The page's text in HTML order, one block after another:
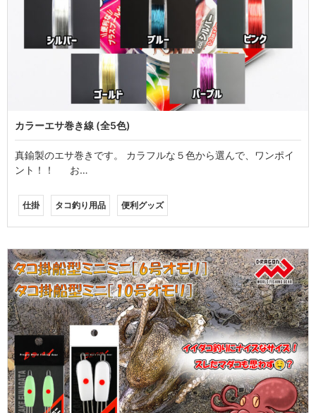
カラーエサ巻き線 (全5色)
真鍮製のエサ巻きです。 カラフルな５色から選んで、ワンポイ
ント！！ お…
仕掛 タコ釣り用品 便利グッズ